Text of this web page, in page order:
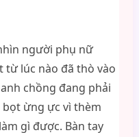
người phụ nữ
lúc nào đã thò vào
chồng đang phải
ừng ực vì thèm
gì được. Bàn tay